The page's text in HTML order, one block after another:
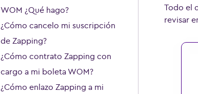
Todo el
revisar
WOM ¿Qué hago?
¿Cómo cancelo mi suscripción
de Zapping?
¿Cómo contrato Zapping con
cargo a mi boleta WOM?
¿Cómo enlazo Zapping a mi